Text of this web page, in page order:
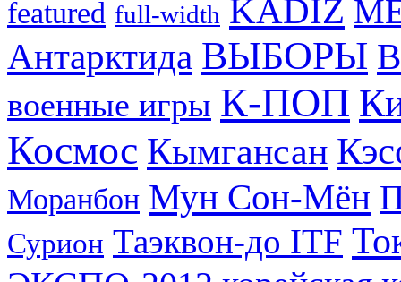
featured full-width KADIZ
Антарктида ВЫБОРЫ
военные игры К-ПОП
Космос Кымгансан
Моранбон Мун Сон-Мён
Сурион Таэквон-до ITF